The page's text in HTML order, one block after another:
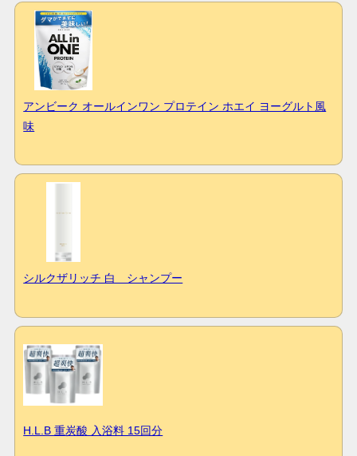
アンビーク オールインワン プロテイン ホエイ ヨーグルト風
味
シルクザリッチ 白 シャンプー
H.L.B 重炭酸 入浴料 15回分